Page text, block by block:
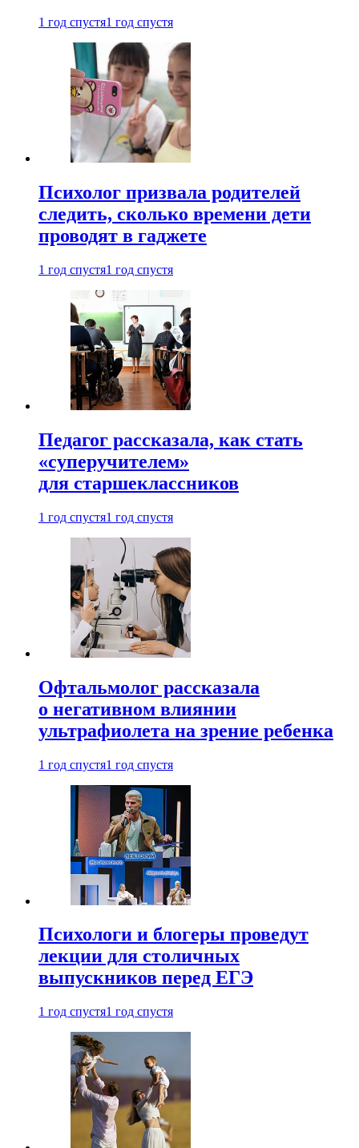
1 год спустя1 год спустя
Психолог призвала родителей
следить, сколько времени дети
проводят в гаджете
1 год спустя1 год спустя
Педагог рассказала, как стать
«суперучителем»
для старшеклассников
1 год спустя1 год спустя
Офтальмолог рассказала
о негативном влиянии
ультрафиолета на зрение ребенка
1 год спустя1 год спустя
Психологи и блогеры проведут
лекции для столичных
выпускников перед ЕГЭ
1 год спустя1 год спустя